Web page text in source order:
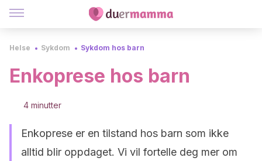
Helse Sykdom Sykdom hos barn
Enkoprese hos barn
4 minutter
Enkoprese er en tilstand hos barn som ikke
alltid blir oppdaget. Vi vil fortelle deg mer om